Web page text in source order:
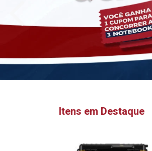
Itens em Destaque